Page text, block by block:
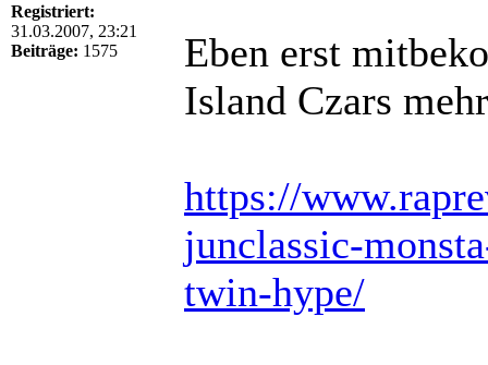
Registriert:
31.03.2007, 23:21
Beiträge: 1575
Eben erst
Island Czars
https://
junclassic-
twin-hype/